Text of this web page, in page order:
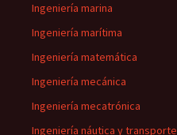
Ingeniería marina
Ingeniería marítima
Ingeniería matemática
Ingeniería mecánica
Ingeniería mecatrónica
Ingeniería náutica y transporte